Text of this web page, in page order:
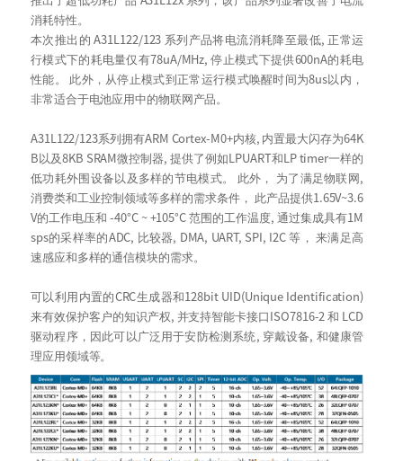
消耗特性。
本次推出的 A31L122/123 系列产品将电流消耗降至最低, 正常运
行模式下的耗电量仅有78uA/MHz, 停止模式下提供600nA的耗电
性能。 此外，从停止模式到正常运行模式唤醒时间为8us以内，
非常适合于电池应用中的物联网产品。
A31L122/123系列拥有ARM Cortex-M0+内核, 内置最大闪存为64K
B以及8KB SRAM微控制器, 提供了例如LPUART和LP timer一样的
低功耗外围设备以及多样的节电模式。 此外， 为了满足物联网,
消费类和工业控制领域等多样的需求条件， 此产品提供1.65V~3.6
V的工作电压和 -40°C ~ +105°C 范围的工作温度, 通过集成具有1M
sps的采样率的ADC, 比较器, DMA, UART, SPI, I2C 等， 来满足高
速感应和多样的通信模块的需求。
可以利用内置的CRC生成器和128bit UID(Unique Identification)
来有效保护客户的知识产权, 并支持智能卡接口ISO7816-2 和 LCD
驱动程序，因此可以广泛用于安防检测系统, 穿戴设备, 和健康管
理应用领域等。